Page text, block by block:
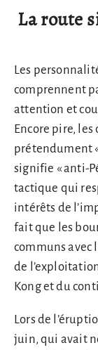
La route
Les
comprennent
attention et
Encore pire,
prétendument
signifie « anti-
tactique qui
intérêts de
fait que les
communs avec
de
Kong et du
Lors de
juin, qui avait